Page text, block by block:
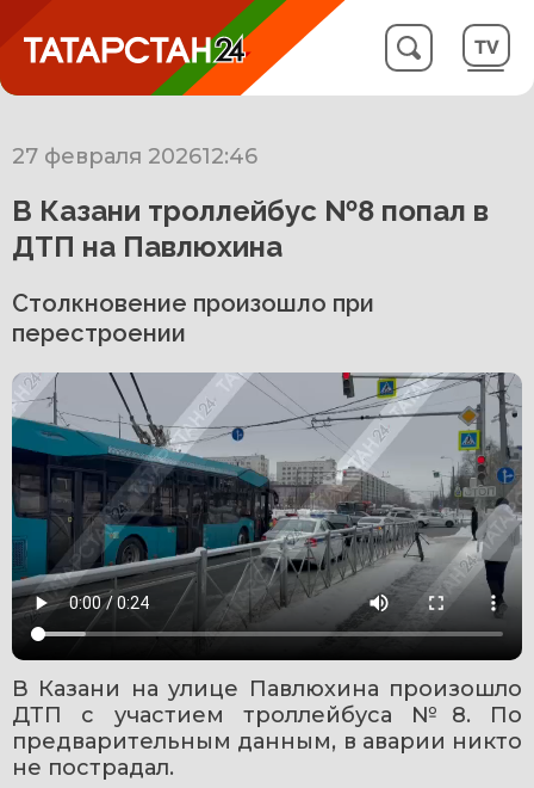
27 февраля 202612:46
В Казани троллейбус №8 попал в
ДТП на Павлюхина
Столкновение произошло при
перестроении
В Казани на улице Павлюхина произошло
ДТП с участием троллейбуса №8. По
предварительным данным, в аварии никто
не пострадал.